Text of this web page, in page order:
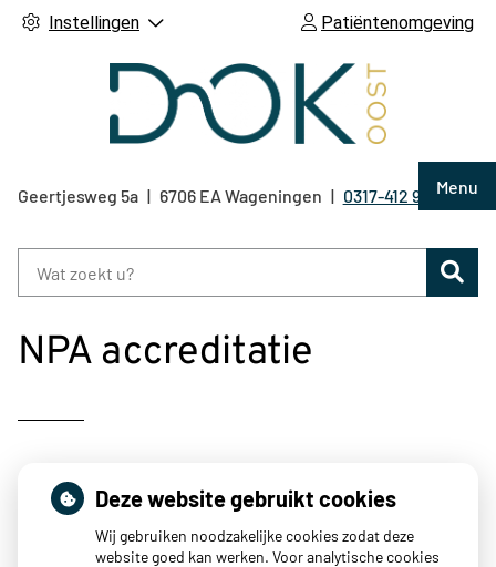
Instellingen Patiëntenomgeving
Menu
Geertjesweg 5a 6706 EA Wageningen Tel:
0317-412 921
NPA accreditatie
Met trots kunnen wij u mededelen dat wij al sinds 2013 een
geaccrediteerde praktijk zijn volgens de normen van het
Nederlands Huisartsen Genootschap.
Deze website gebruikt cookies
Wij gebruiken noodzakelijke cookies zodat deze
website goed kan werken. Voor analytische cookies